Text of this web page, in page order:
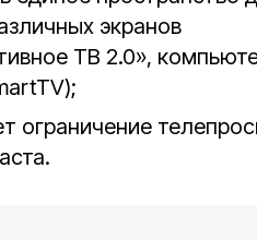
экранов
ТВ 2.0»,
ограничение